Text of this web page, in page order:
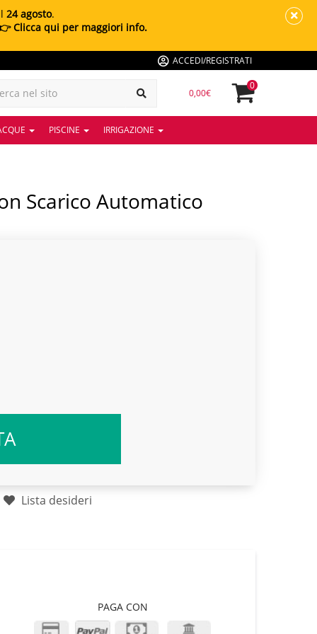
24 agosto.
Clicca qui per maggiori info.
ACCEDI/REGISTRATI
0,00€
0
PISCINE IRRIGAZIONE
Lista desideri
PAGA CON